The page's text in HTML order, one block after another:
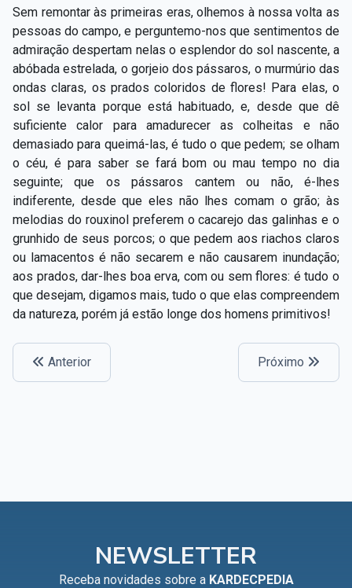
Sem remontar às primeiras eras, olhemos à nossa volta as
pessoas do campo, e perguntemo-nos que sentimentos de
admiração despertam nelas o esplendor do sol nascente, a
abóbada estrelada, o gorjeio dos pássaros, o murmúrio das
ondas claras, os prados coloridos de flores! Para elas, o
sol se levanta porque está habituado, e, desde que dê
suficiente calor para amadurecer as colheitas e não
demasiado para queimá-las, é tudo o que pedem; se olham
o céu, é para saber se fará bom ou mau tempo no dia
seguinte; que os pássaros cantem ou não, é-lhes
indiferente, desde que eles não lhes comam o grão; às
melodias do rouxinol preferem o cacarejo das galinhas e o
grunhido de seus porcos; o que pedem aos riachos claros
ou lamacentos é não secarem e não causarem inundação;
aos prados, dar-lhes boa erva, com ou sem flores: é tudo o
que desejam, digamos mais, tudo o que elas compreendem
da natureza, porém já estão longe dos homens primitivos!
Anterior Próximo
NEWSLETTER
Receba novidades sobre a KARDECPEDIA